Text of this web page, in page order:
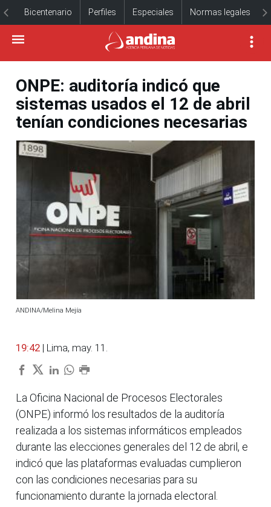
Bicentenario Perfiles Especiales Normas legales
ONPE: auditoría indicó que
sistemas usados el 12 de abril
tenían condiciones necesarias
ANDINA/Melina Mejía
19:42 | Lima, may. 11.
La Oficina Nacional de Procesos Electorales
(ONPE) informó los resultados de la auditoría
realizada a los sistemas informáticos empleados
durante las elecciones generales del 12 de abril, e
indicó que las plataformas evaluadas cumplieron
con las condiciones necesarias para su
funcionamiento durante la jornada electoral.